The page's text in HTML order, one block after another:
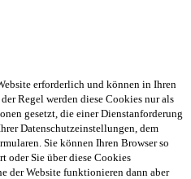
erforderlich und können in Ihren
Regel werden diese Cookies nur als
gesetzt, die einer Dienstanforderung
Datenschutzeinstellungen, dem
Sie können Ihren Browser so
oder Sie über diese Cookies
der Website funktionieren dann aber